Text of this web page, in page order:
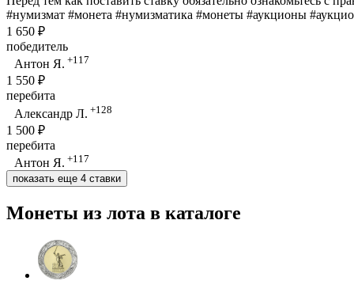
#нумизмат #монета #нумизматика #монеты #аукционы
1 650 ₽
победитель
Антон Я. +117
1 550 ₽
перебита
Александр Л. +128
1 500 ₽
перебита
Антон Я. +117
показать еще 4 ставки
Монеты из лота в каталоге